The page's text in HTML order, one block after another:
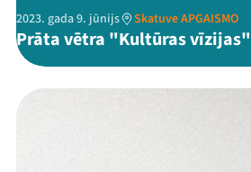
2023. gada 9. jūnijs Skatuve APGAISMO
Prāta vētra "Kultūras vīzijas"